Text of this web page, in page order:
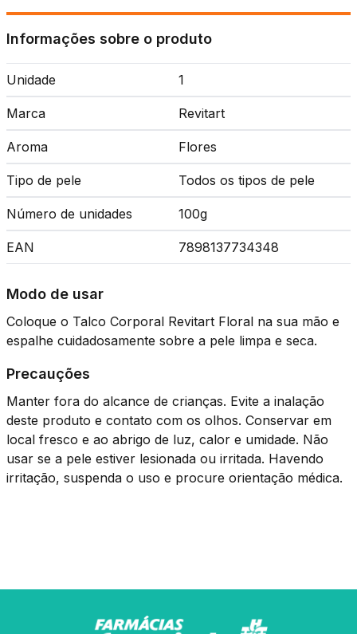
Informações sobre o produto
Unidade 1
Marca Revitart
Aroma Flores
Tipo de pele Todos os tipos de pele
Número de unidades 100g
EAN 7898137734348
Modo de usar
Coloque o Talco Corporal Revitart Floral na sua mão e
espalhe cuidadosamente sobre a pele limpa e seca.
Precauções
Manter fora do alcance de crianças. Evite a inalação
deste produto e contato com os olhos. Conservar em
local fresco e ao abrigo de luz, calor e umidade. Não
usar se a pele estiver lesionada ou irritada. Havendo
irritação, suspenda o uso e procure orientação médica.